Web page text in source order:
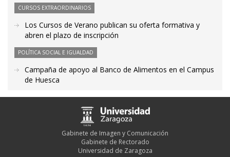
CURSOS EXTRAORDINARIOS
Los Cursos de Verano publican su oferta formativa y
abren el plazo de inscripción
POLÍTICA SOCIAL E IGUALDAD
Campaña de apoyo al Banco de Alimentos en el Campus
de Huesca
Gabinete de Imagen y Comunicación
Gabinete de Rectorado
Universidad de Zaragoza